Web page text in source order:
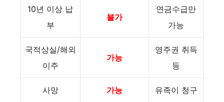
10년 이상 납
부
불가
연금수급만
가능
국적상실/해외
이주
가능
영주권 취득
등
사망 가능 유족이 청구